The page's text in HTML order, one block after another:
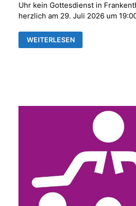
Uhr kein Gottesdienst in
herzlich am 29. Juli 2026 um
AM
26.07.2026
KEIN
WEITERLESEN